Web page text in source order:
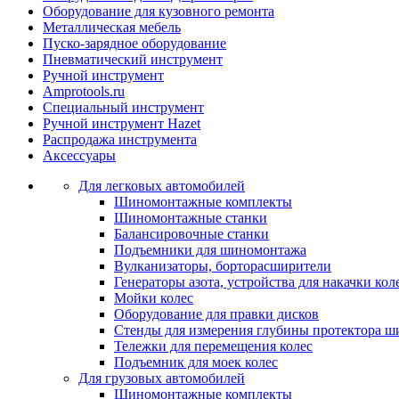
Оборудование для кузовного ремонта
Металлическая мебель
Пуско-зарядное оборудование
Пневматический инструмент
Ручной инструмент
Amprotools.ru
Специальный инструмент
Ручной инструмент Hazet
Распродажа инструмента
Аксессуары
Для легковых автомобилей
Шиномонтажные комплекты
Шиномонтажные станки
Балансировочные станки
Подъемники для шиномонтажа
Вулканизаторы, борторасширители
Генераторы азота, устройства для накачки
Мойки колес
Оборудование для правки дисков
Стенды для измерения глубины протектора
Тележки для перемещения колес
Подъемник для моек колеc
Для грузовых автомобилей
Шиномонтажные комплекты